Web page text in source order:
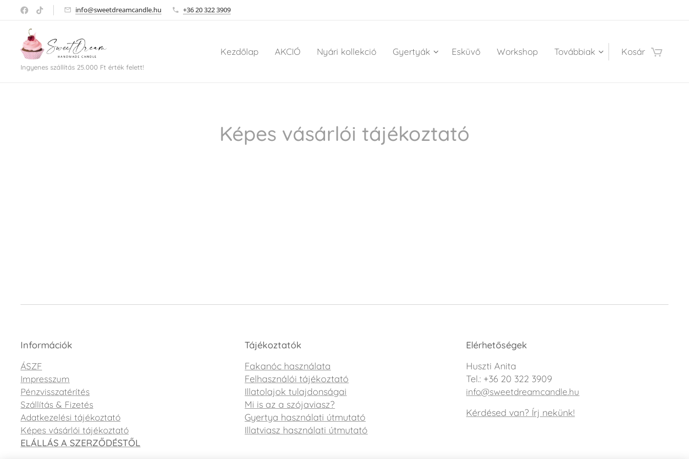
info@sweetdreamcandle.hu +36 20 322 3909
Ingyenes szállítás 25.000 Ft érték felett!
Kezdőlap AKCIÓ Nyári kollekció Gyertyák Esküvő Workshop Továbbiak Kosár
Képes vásárlói tájékoztató
Információk
ÁSZF
Impresszum
Pénzvisszatérítés
Szállítás & Fizetés
Adatkezelési tájékoztató
Képes vásárlói tájékoztató
ELÁLLÁS A SZERZŐDÉSTŐL
Tájékoztatók
Fakanóc használata
Felhasználói tájékoztató
Illatolajok tulajdonságai
Mi is az a szójaviasz?
Gyertya használati útmutató
Illatviasz használati útmutató
Elérhetőségek
Huszti Anita
Tel.: +36 20 322 3909
info@sweetdreamcandle.hu
Kérdésed van? Írj nekünk!